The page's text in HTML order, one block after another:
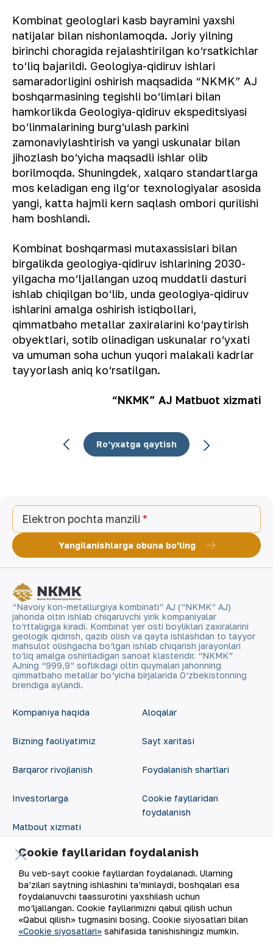
Kombinat geologlari kasb bayramini yaxshi
natijalar bilan nishonlamoqda. Joriy yilning
birinchi choragida rejalashtirilgan ko‘rsatkichlar
to‘liq bajarildi. Geologiya-qidiruv ishlari
samaradorligini oshirish maqsadida “NKMK” AJ
boshqarmasining tegishli bo‘limlari bilan
hamkorlikda Geologiya-qidiruv ekspeditsiyasi
bo‘linmalarining burg‘ulash parkini
zamonaviylashtirish va yangi uskunalar bilan
jihozlash bo‘yicha maqsadli ishlar olib
borilmoqda. Shuningdek, xalqaro standartlarga
mos keladigan eng ilg‘or texnologiyalar asosida
yangi, katta hajmli kern saqlash ombori qurilishi
ham boshlandi.
Kombinat boshqarmasi mutaxassislari bilan
birgalikda geologiya-qidiruv ishlarining 2030-
yilgacha mo‘ljallangan uzoq muddatli dasturi
ishlab chiqilgan bo‘lib, unda geologiya-qidiruv
ishlarini amalga oshirish istiqbollari,
qimmatbaho metallar zaxiralarini ko‘paytirish
obyektlari, sotib olinadigan uskunalar ro‘yxati
va umuman soha uchun yuqori malakali kadrlar
tayyorlash aniq ko‘rsatilgan.
“NKMK” AJ Matbuot xizmati
Ro‘yxatga qaytish
Elektron pochta manzili
Yangilanishlarga obuna bo'ling
“Navoiy kon-metallurgiya kombinati” AJ (“NKMK” AJ)
jahonda oltin ishlab chiqaruvchi yirik kompaniyalar
to‘rttaligiga kiradi. Kombinat yer osti boyliklari zaxiralarini
geologik qidirish, qazib olish va qayta ishlashdan to tayyor
mahsulot olishgacha bo‘lgan ishlab chiqarish jarayonlari
to‘liq amalga oshiriladigan sanoat klasteridir. “NKMK”
AJning “999,9” soflikdagi oltin quymalari jahonning
qimmatbaho metallar bo‘yicha birjalarida O‘zbekistonning
brendiga aylandi.
Kompaniya haqida
Bizning faoliyatimiz
Barqaror rivojlanish
Investorlarga
Matbout xizmati
Karyera
Raqamli hukumat
Aloqalar
Sayt xaritasi
Foydalanish shartlari
Cookie fayllaridan
foydalanish
RSS feed
Cookie fayllaridan foydalanish
Bu veb-sayt cookie fayllardan foydalanadi. Ularning
ba’zilari saytning ishlashini ta’minlaydi, boshqalari esa
foydalanuvchi taassurotini yaxshilash uchun
mo‘ljallangan. Cookie fayllarimizni qabul qilish uchun
«Qabul qilish» tugmasini bosing. Cookie siyosatlari bilan
«Cookie siyosatlari» sahifasida tanishishingiz mumkin.